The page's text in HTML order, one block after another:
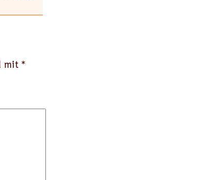
mit *